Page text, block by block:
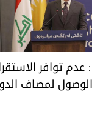
عدم توافر
عدم توافر
لمصاف